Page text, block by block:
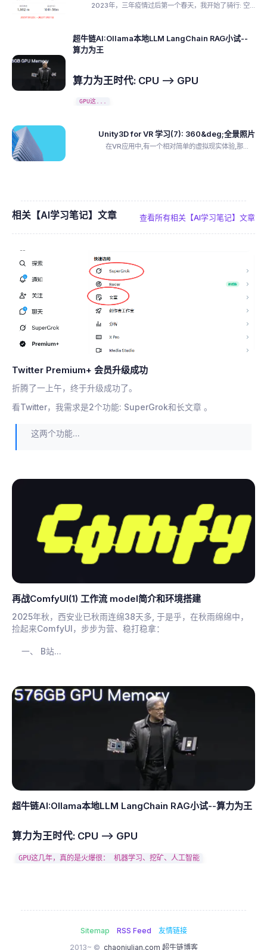
2023年，三年疫情过后第一个春天，我开始了骑行: 空...
超牛链AI:Ollama本地LLM LangChain RAG小试--
算力为王
算力为王时代: CPU --> GPU
GPU这...
Unity3D for VR 学习(7): 360&deg;全景照片
在VR应用中,有一个相对简单的虚拟现实体验,那...
相关【AI学习笔记】文章 查看所有相关【AI学习笔记】文章
Twitter Premium+ 会员升级成功
折腾了一上午，终于升级成功了。
看Twitter，我需求是2个功能: SuperGrok和长文章 。
这两个功能...
再战ComfyUI(1) 工作流 model简介和环境搭建
2025年秋，西安业已秋雨连绵38天多, 于是乎，在秋雨绵绵中，
捡起来ComfyUI，步步为营、稳打稳拿：
B站...
超牛链AI:Ollama本地LLM LangChain RAG小试--算力为王
算力为王时代: CPU --> GPU
GPU这几年，真的是火爆很： 机器学习、挖矿、人工智能
2013~ © chaoniulian.com 超牛链博客
Sitemap RSS Feed 友情链接